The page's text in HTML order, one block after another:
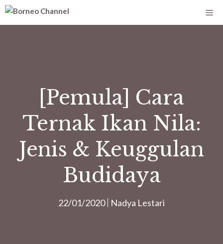
[Pemula] Cara
Ternak Ikan Nila:
Jenis & Keuggulan
Budidaya
22/01/2020 Nadya Lestari